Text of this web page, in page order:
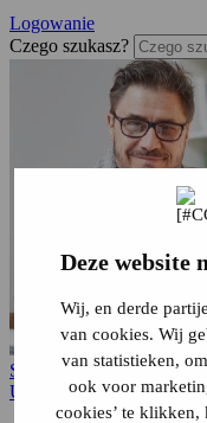
Deze website
Wij, en derde
van cookies. Wij
van statistieken,
ook voor
cookies’ te klikken,
Logowanie
Czego szukasz?
Strona główna
Ubezpieczenie budynku